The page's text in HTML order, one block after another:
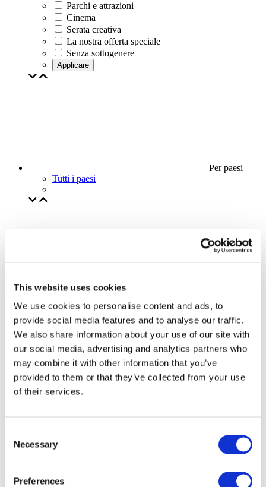
This website uses cookies
We use cookies to personalise content and ads, to
provide social media features and to analyse our traffic.
We also share information about your use of our site with
our social media, advertising and analytics partners who
may combine it with other information that you’ve
provided to them or that they’ve collected from your use
of their services.
Selection
Necessary
Preferences
Parchi e attrazioni
Cinema
Serata creativa
La nostra offerta speciale
Senza sottogenere
Applicare
Per paesi
Tutti i paesi